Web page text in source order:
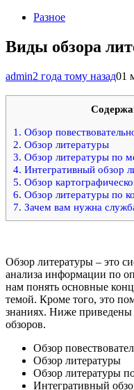
Разное
Виды обзора
admin2 года тому назад01
1. Обзор
2. Обзор литературы
3. Обзор литературы по
4. Интегративный обзор
5. Обзор
6. Обзор литературы по
7. Зачем вам нужна
Обзор литературы – это
анализа информации по
нам понять основные
темой. Кроме того, это
знаниях. Ниже
обзоров.
Обзор
Обзор литературы
Обзор литературы
Интегративный